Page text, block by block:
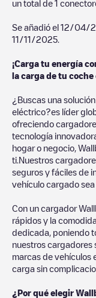
un total de 1
Se añadió el 12/04/
11/11/2025
¡Carga tu energía
la carga de tu
¿Buscas una
eléctrico?es líder
ofreciendo
tecnología
hogar o negocio,
ti.Nuestros
seguros y fáciles de
vehículo cargado sea
Con un cargador
rápidos y la
dedicada, poniendo
nuestros cargadores
marcas de vehículos
carga sin
¿Por qué elegir